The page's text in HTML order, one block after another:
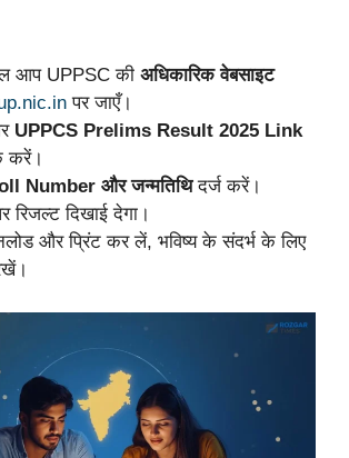
आप UPPSC की अधिकारिक वेबसाइट
पर जाएँ।
UPPCS Prelims Result 2025 Link
करें।
Number और जन्मतिथिदर्ज करें।
रिजल्ट दिखाई देगा।
और प्रिंट कर लें, भविष्य के संदर्भ के लिए